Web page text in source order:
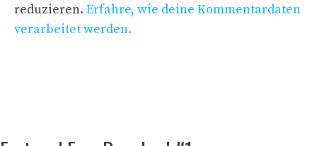
reduzieren. Erfahre, wie deine Kommentardaten
verarbeitet werden.